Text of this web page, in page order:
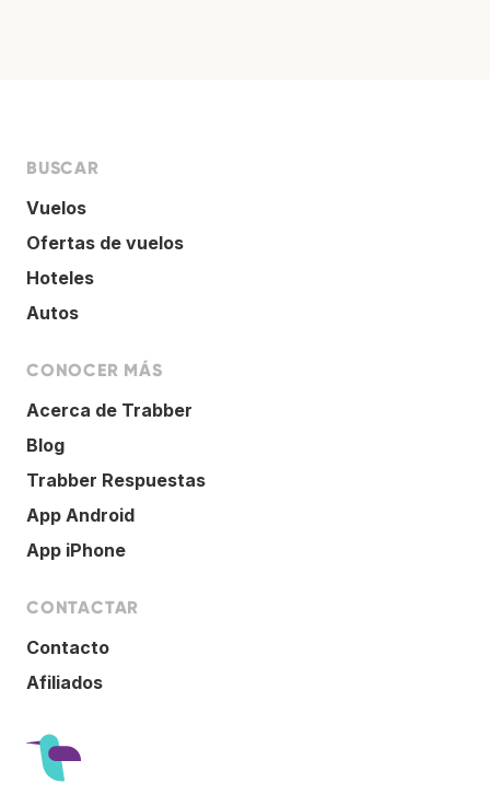
BUSCAR
Vuelos
Ofertas de vuelos
Hoteles
Autos
CONOCER MÁS
Acerca de Trabber
Blog
Trabber Respuestas
App Android
App iPhone
CONTACTAR
Contacto
Afiliados